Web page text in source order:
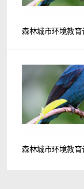
森林城市环境教育
森林城市环境教育